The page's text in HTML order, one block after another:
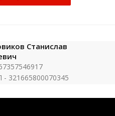
Станислав
321665800070345